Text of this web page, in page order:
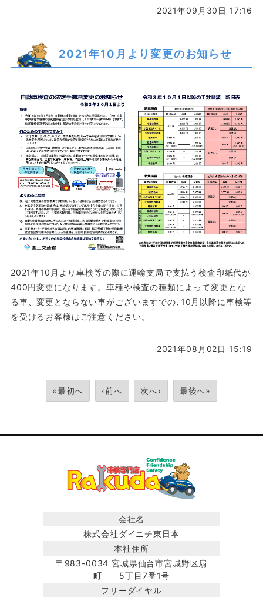
2021年09月30日 17:16
2021年10月より変更のお知らせ
2021年10月より車検等の際に運輸支局で支払う検査印紙代が
400円変更になります。車種や検査の種類によって変更とな
る車、変更とならない車がございますでの､10月以降に車検等
を受けるお客様はご注意ください。
2021年08月02日 15:19
«最初へ ‹前へ 次へ› 最後へ»
会社名
株式会社ダイニチ東日本
本社住所
〒983-0034 宮城県仙台市宮城野区扇
町 5丁目7番1号
フリーダイヤル